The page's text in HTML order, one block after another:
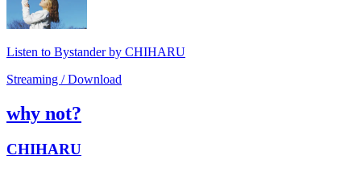
Listen to Bystander by CHIHARU
Streaming / Download
why not?
CHIHARU